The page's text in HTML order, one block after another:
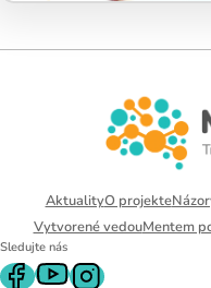
AktualityO projekte
Vytvorené vedouMentem
Sledujte nás